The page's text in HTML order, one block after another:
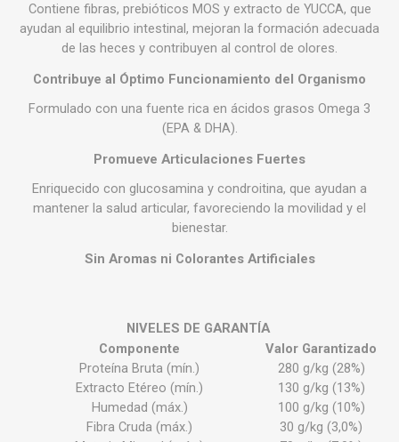
Contiene fibras, prebióticos MOS y extracto de YUCCA, que
ayudan al equilibrio intestinal, mejoran la formación adecuada
de las heces y contribuyen al control de olores.
Contribuye al Óptimo Funcionamiento del Organismo
Formulado con una fuente rica en ácidos grasos Omega 3
(EPA & DHA).
Promueve Articulaciones Fuertes
Enriquecido con glucosamina y condroitina, que ayudan a
mantener la salud articular, favoreciendo la movilidad y el
bienestar.
Sin Aromas ni Colorantes Artificiales
NIVELES DE GARANTÍA
Componente
Valor Garantizado
Proteína Bruta (mín.)
280 g/kg (28%)
Extracto Etéreo (mín.)
130 g/kg (13%)
Humedad (máx.)
100 g/kg (10%)
Fibra Cruda (máx.)
30 g/kg (3,0%)